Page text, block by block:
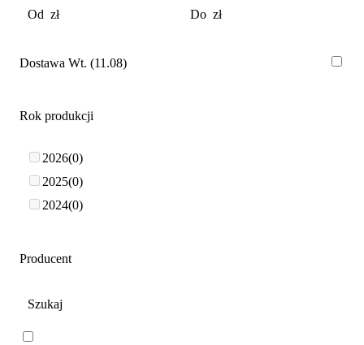
Dostawa Wt. (11.08)
Rok produkcji
2026 0
2025 0
2024 0
Producent